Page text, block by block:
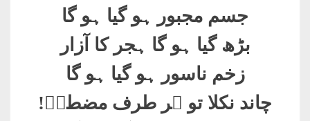
جسم مجبور ہو گیا ہو گا
بڑھ گیا ہو گا ہجر کا آزار
زخم ناسور ہو گیا ہو گا
چاند نکلا تو ہر طرف مضطرؔ!